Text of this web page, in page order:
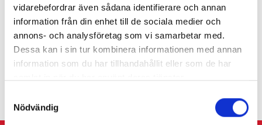
vidarebefordrar även sådana identifierare och annan
information från din enhet till de sociala medier och
annons- och analysföretag som vi samarbetar med.
Dessa kan i sin tur kombinera informationen med annan
information som du har tillhandahållit eller som de har
Nödvändig
Eva Söderberg:
Återhämtning mellan
slöjdlektioner är en
nödvändighet
KRÖNIKASlöjdläraren: Det går inte att ladda
arbetsdag.